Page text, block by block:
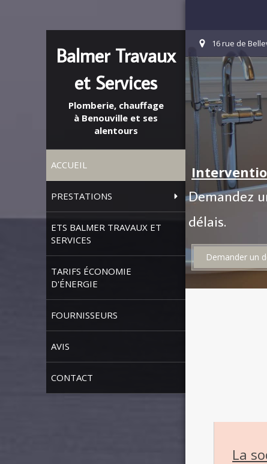
Balmer Travaux
et Services
Plomberie, chauffage
à Benouville et ses
alentours
ACCUEIL
PRESTATIONS
ETS BALMER TRAVAUX ET
SERVICES
TARIFS ÉCONOMIE
D'ÉNERGIE
FOURNISSEURS
AVIS
CONTACT
16 rue de
Demandez
délais.
Demander un
La